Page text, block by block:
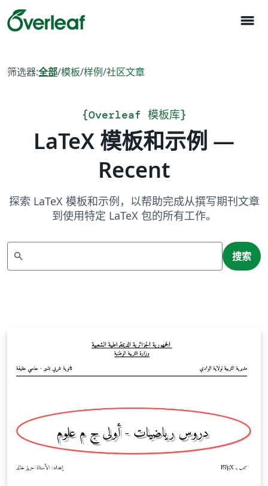
menu
筛选器:全部/模板/样例/社区文章
{Overleaf 模板库}
LaTeX 模板和示例 —
Recent
探索 LaTeX 模板和示例，以帮助完成从撰写期刊文章
到使用特定 LaTeX 包的所有工作。
search 搜索